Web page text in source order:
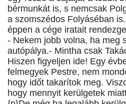
bérmunkát is, s nemcsak
a szomszédos Folyáséban
éppen a cége iratait
- Nekem jobb volna, ha meg
autópálya.- Mintha csak
Hiszen figyeljen ide! Egy
felmegyek Pestre, nem
hogy időt takarítok meg.
hogy mennyit kerülgetek